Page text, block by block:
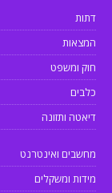
דתות
המצאות
חוק ומשפט
כלבים
דיאטה ותזונה
מחשבים ואינטרנט
מידות ומשקלים